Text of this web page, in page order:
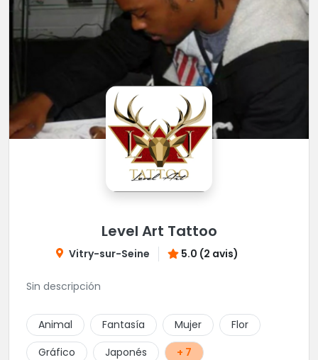
Level Art Tattoo
Vitry-sur-Seine 5.0 (2 avis)
Sin descripción
Animal Fantasía Mujer
Flor
Gráfico
Japonés + 7